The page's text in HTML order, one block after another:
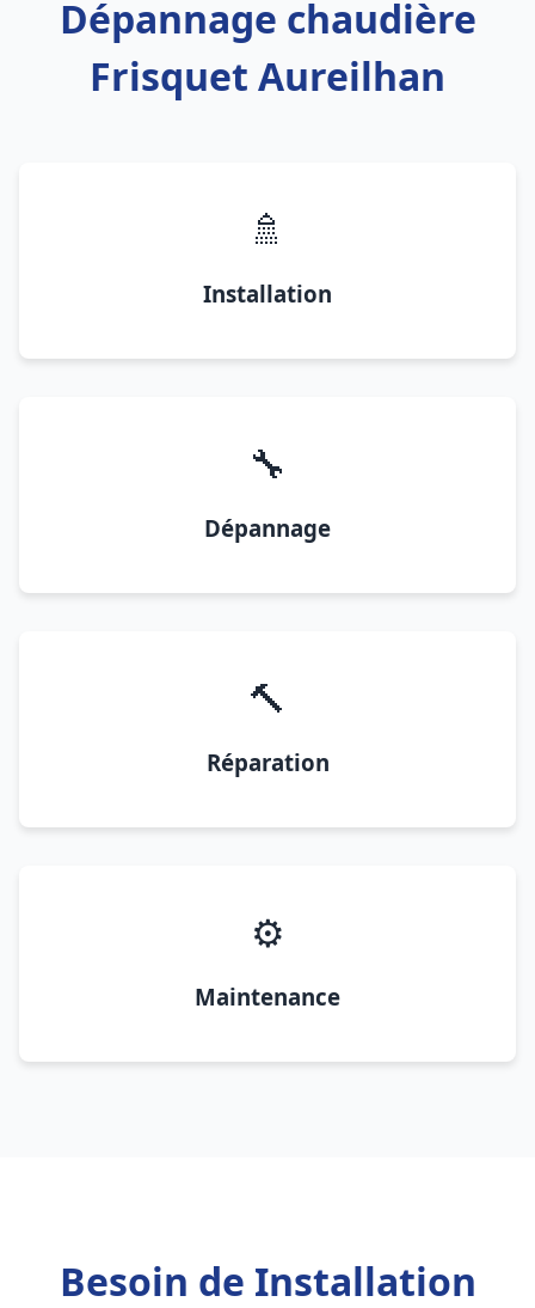
Dépannage chaudière
Frisquet Aureilhan
🚿
Installation
🔧
Dépannage
🔨
Réparation
⚙️
Maintenance
Besoin de Installation